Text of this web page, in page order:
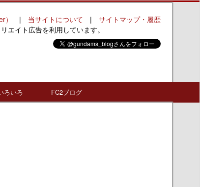
） | 当サイトについて | サイトマップ・履歴
エイト広告を利用しています。
ろいろ FC2ブログ